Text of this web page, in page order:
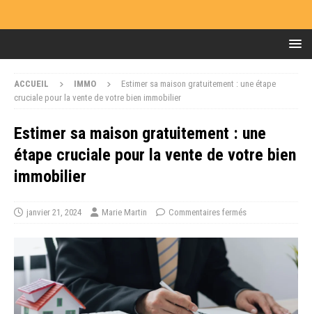
ACCUEIL IMMO
Estimer sa maison gratuitement : une étape
cruciale pour la vente de votre bien immobilier
Estimer sa maison gratuitement : une
étape cruciale pour la vente de votre bien
immobilier
janvier 21, 2024 Marie Martin Commentaires fermés